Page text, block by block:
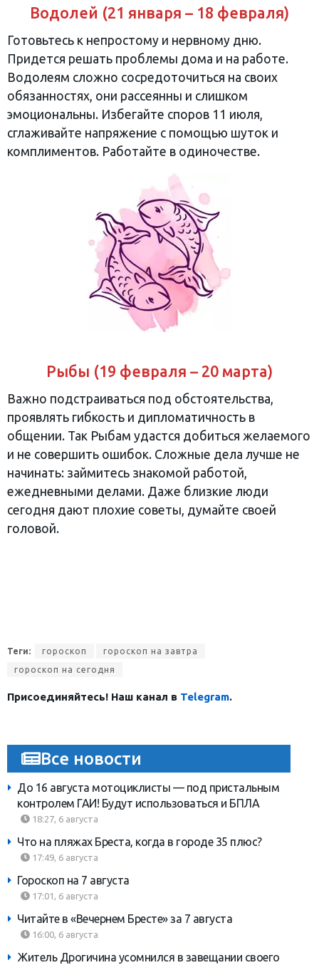
Водолей (21 января – 18 февраля)
Готовьтесь к непростому и нервному дню.
Придется решать проблемы дома и на работе.
Водолеям сложно сосредоточиться на своих
обязанностях, они рассеянны и слишком
эмоциональны. Избегайте споров 11 июля,
сглаживайте напряжение с помощью шуток и
комплиментов. Работайте в одиночестве.
Рыбы (19 февраля – 20 марта)
Важно подстраиваться под обстоятельства,
проявлять гибкость и дипломатичность в
общении. Так Рыбам удастся добиться желаемого
и не совершить ошибок. Сложные дела лучше не
начинать: займитесь знакомой работой,
ежедневными делами. Даже близкие люди
сегодня дают плохие советы, думайте своей
головой.
Теги: гороскоп
гороскоп на завтра
гороскоп на сегодня
Присоединяйтесь! Наш канал в Telegram.
Все новости
До 16 августа мотоциклисты — под пристальным
контролем ГАИ! Будут использоваться и БПЛА
18:27, 6 августа
Что на пляжах Бреста, когда в городе 35 плюс?
17:49, 6 августа
Гороскоп на 7 августа
17:01, 6 августа
Читайте в «Вечернем Бресте» за 7 августа
16:00, 6 августа
Житель Дрогичина усомнился в завещании своего